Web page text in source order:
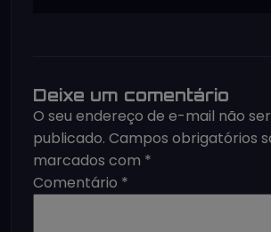
Deixe um comentário
O seu endereço de e-mail não
publicado. Campos obrigatórios
marcados com *
Comentário *